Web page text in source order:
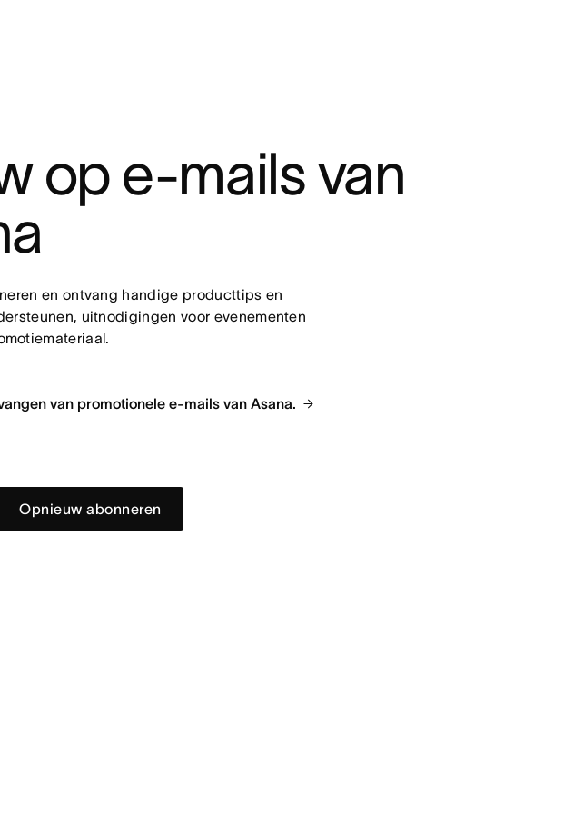
op e-mails van
en ontvang handige producttips en
uitnodigingen voor evenementen
van promotionele e-mails van Asana.
Opnieuw abonneren